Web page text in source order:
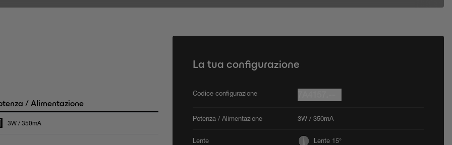
/ Alimentazione
3W / 350mA
La tua configurazione
Codice configurazione
Potenza / Alimentazione 3W / 350mA
Lente Lente 15°